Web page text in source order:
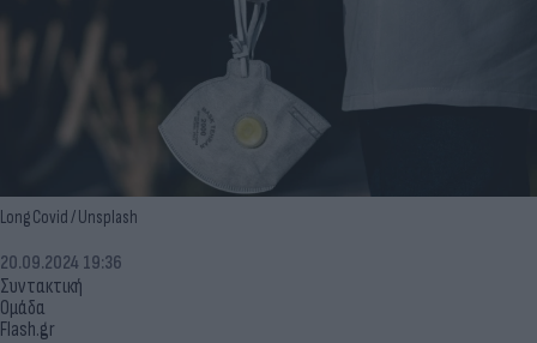
Long Covid / Unsplash
Συντακτική
Ομάδα
Flash.gr
20.09.2024 19:36